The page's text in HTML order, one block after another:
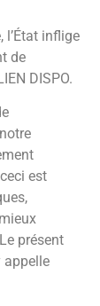
a
de
la partie
de
20 ans
le
de